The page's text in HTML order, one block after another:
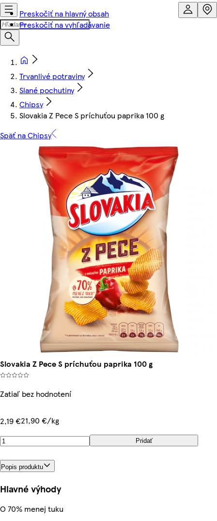
Preskočiť na hlavný obsah
Preskočiť na vyhľadávanie
Trvanlivé potraviny
Slané pochutiny
Chipsy
Slovakia Z Pece S príchuťou paprika 100 g
Späť na Chipsy
Slovakia Z Pece S príchuťou paprika 100 g
Zatiaľ bez hodnotení
2,19 €21,90 €/kg
Pridať
Popis produktu
Hlavné výhody
O 70% menej tuku